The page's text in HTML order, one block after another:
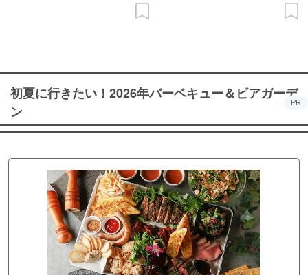
初夏に行きたい！2026年バーベキュー＆ビアガーデ
ン
PR